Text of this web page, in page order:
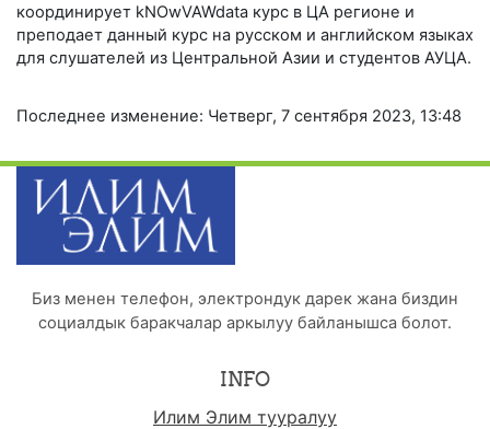
координирует kNOwVAWdata курс в ЦА регионе и
преподает данный курс на русском и английском языках
для слушателей из Центральной Азии и студентов АУЦА.
Последнее изменение: Четверг, 7 сентября 2023, 13:48
Биз менен телефон, электрондук дарек жана биздин
социалдык баракчалар аркылуу байланышса болот.
INFO
Илим Элим тууралуу